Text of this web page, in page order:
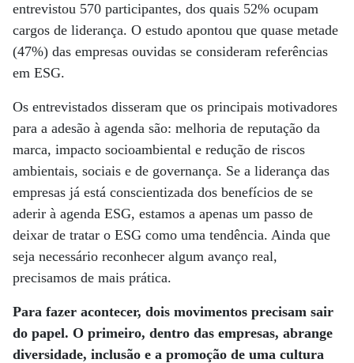
entrevistou 570 participantes, dos quais 52% ocupam
cargos de liderança. O estudo apontou que quase metade
(47%) das empresas ouvidas se consideram referências
em ESG.
Os entrevistados disseram que os principais motivadores
para a adesão à agenda são: melhoria de reputação da
marca, impacto socioambiental e redução de riscos
ambientais, sociais e de governança. Se a liderança das
empresas já está conscientizada dos benefícios de se
aderir à agenda ESG, estamos a apenas um passo de
deixar de tratar o ESG como uma tendência. Ainda que
seja necessário reconhecer algum avanço real,
precisamos de mais prática.
Para fazer acontecer, dois movimentos precisam sair
do papel. O primeiro, dentro das empresas, abrange
diversidade, inclusão e a promoção de uma cultura